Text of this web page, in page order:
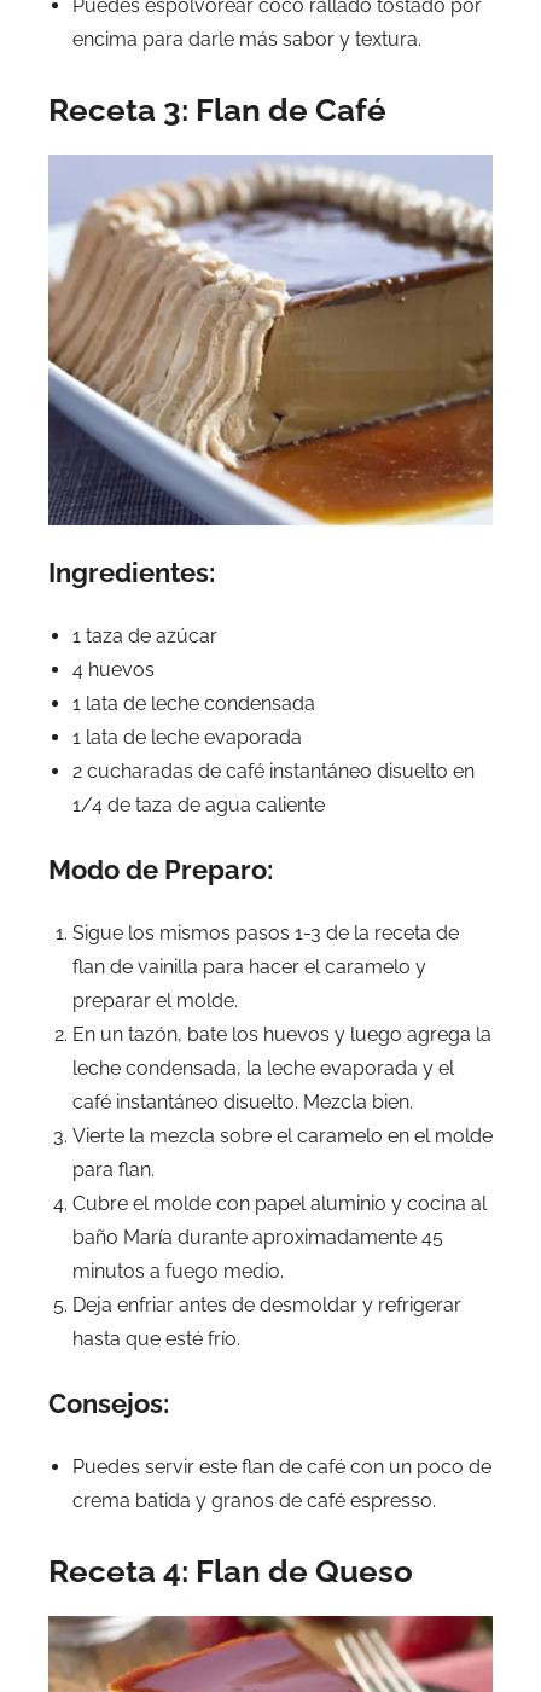
Puedes espolvorear coco rallado tostado por
encima para darle más sabor y textura.
Receta 3: Flan de Café
Ingredientes:
1 taza de azúcar
4 huevos
1 lata de leche condensada
1 lata de leche evaporada
2 cucharadas de café instantáneo disuelto en
1/4 de taza de agua caliente
Modo de Preparo:
Sigue los mismos pasos 1-3 de la receta de
flan de vainilla para hacer el caramelo y
preparar el molde.
En un tazón, bate los huevos y luego agrega la
leche condensada, la leche evaporada y el
café instantáneo disuelto. Mezcla bien.
Vierte la mezcla sobre el caramelo en el molde
para flan.
Cubre el molde con papel aluminio y cocina al
baño María durante aproximadamente 45
minutos a fuego medio.
Deja enfriar antes de desmoldar y refrigerar
hasta que esté frío.
Consejos:
Puedes servir este flan de café con un poco de
crema batida y granos de café espresso.
Receta 4: Flan de Queso